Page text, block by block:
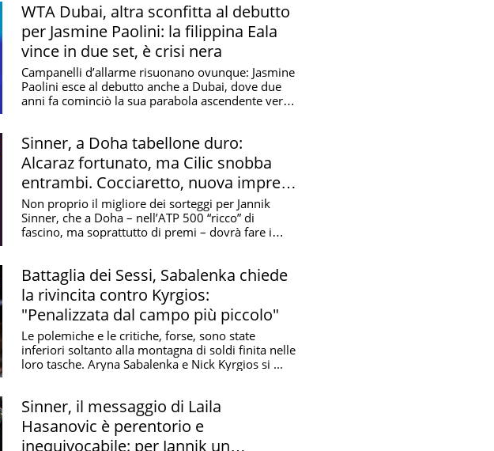
WTA Dubai, altra sconfitta al debutto
per Jasmine Paolini: la filippina Eala
vince in due set, è crisi nera
Campanelli d’allarme risuonano ovunque: Jasmine
Paolini esce al debutto anche a Dubai, dove due
anni fa cominciò la sua parabola ascendente verso
Sinner, a Doha tabellone duro:
Alcaraz fortunato, ma Cilic snobba
entrambi. Cocciaretto, nuova impresa
a Dubai
Non proprio il migliore dei sorteggi per Jannik
Sinner, che a Doha – nell’ATP 500 “ricco” di
fascino, ma soprattutto di premi – dovrà fare i
Battaglia dei Sessi, Sabalenka chiede
la rivincita contro Kyrgios:
"Penalizzata dal campo più piccolo"
Le polemiche e le critiche, forse, sono state
inferiori soltanto alla montagna di soldi finita nelle
loro tasche. Aryna Sabalenka e Nick Kyrgios si ...
Sinner, il messaggio di Laila
Hasanovic è perentorio e
inequivocabile: per Jannik un